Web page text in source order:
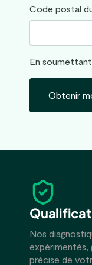
Code postal
En
Obtenir
Nos
expérimentés,
précise de